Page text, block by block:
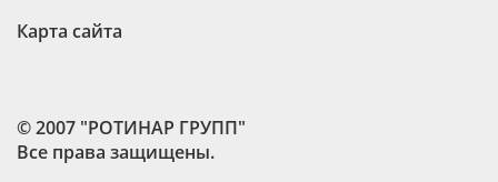
© 2007 "РОТИНАР ГРУПП"
Все права защищены.
Карта сайта